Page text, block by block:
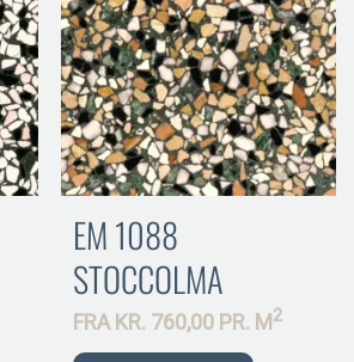
EM 1088
STOCCOLMA
FRA KR. 760,00 PR. M2